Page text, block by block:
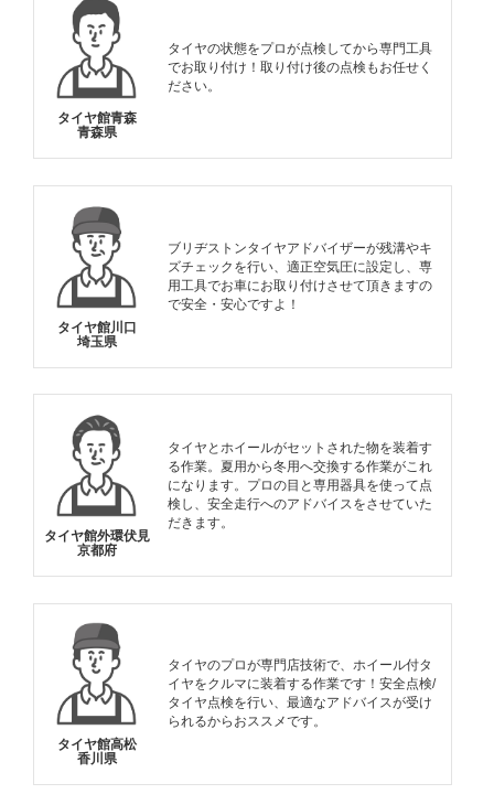
タイヤ館青森
青森県
タイヤの状態をプロが点検してから専門工具
でお取り付け！取り付け後の点検もお任せく
ださい。
タイヤ館川口
埼玉県
ブリヂストンタイヤアドバイザーが残溝やキ
ズチェックを行い、適正空気圧に設定し、専
用工具でお車にお取り付けさせて頂きますの
で安全・安心ですよ！
タイヤ館外環伏見
京都府
タイヤとホイールがセットされた物を装着す
る作業。夏用から冬用へ交換する作業がこれ
になります。プロの目と専用器具を使って点
検し、安全走行へのアドバイスをさせていた
だきます。
タイヤ館高松
香川県
タイヤのプロが専門店技術で、ホイール付タ
イヤをクルマに装着する作業です！安全点検/
タイヤ点検を行い、最適なアドバイスが受け
られるからおススメです。